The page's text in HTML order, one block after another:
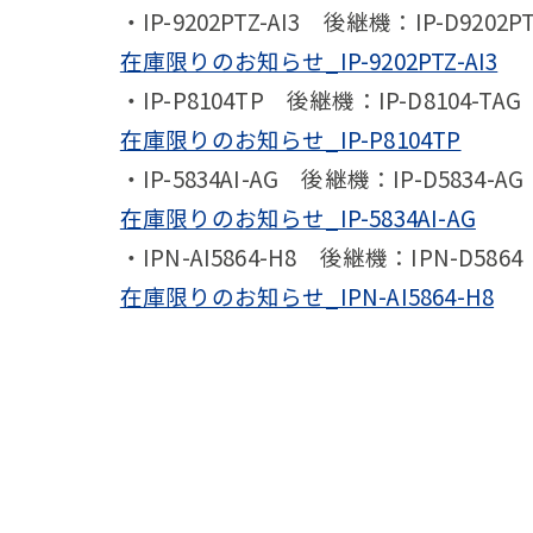
・IP-9202PTZ-AI3 後継機：IP-
在庫限りのお知らせ_IP-9202PTZ-AI3
・IP-P8104TP 後継機：IP-D8104-TAG
在庫限りのお知らせ_IP-P8104TP
・IP-5834AI-AG 後継機：IP-D5834-AG
在庫限りのお知らせ_IP-5834AI-AG
・IPN-AI5864-H8 後継機：IPN-D5864
在庫限りのお知らせ_IPN-AI5864-H8